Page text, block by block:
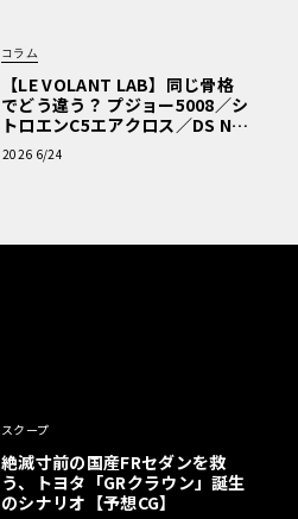
コラム
【LE VOLANT LAB】同じ骨格
でどう違う？ プジョー5008／シ
トロエンC5エアクロス／DS Nº4
読者一気乗りレポート
2026 6/24
スクープ
絶滅寸前の国産FRセダンを救
う、トヨタ「GRクラウン」誕生
のシナリオ【予想CG】